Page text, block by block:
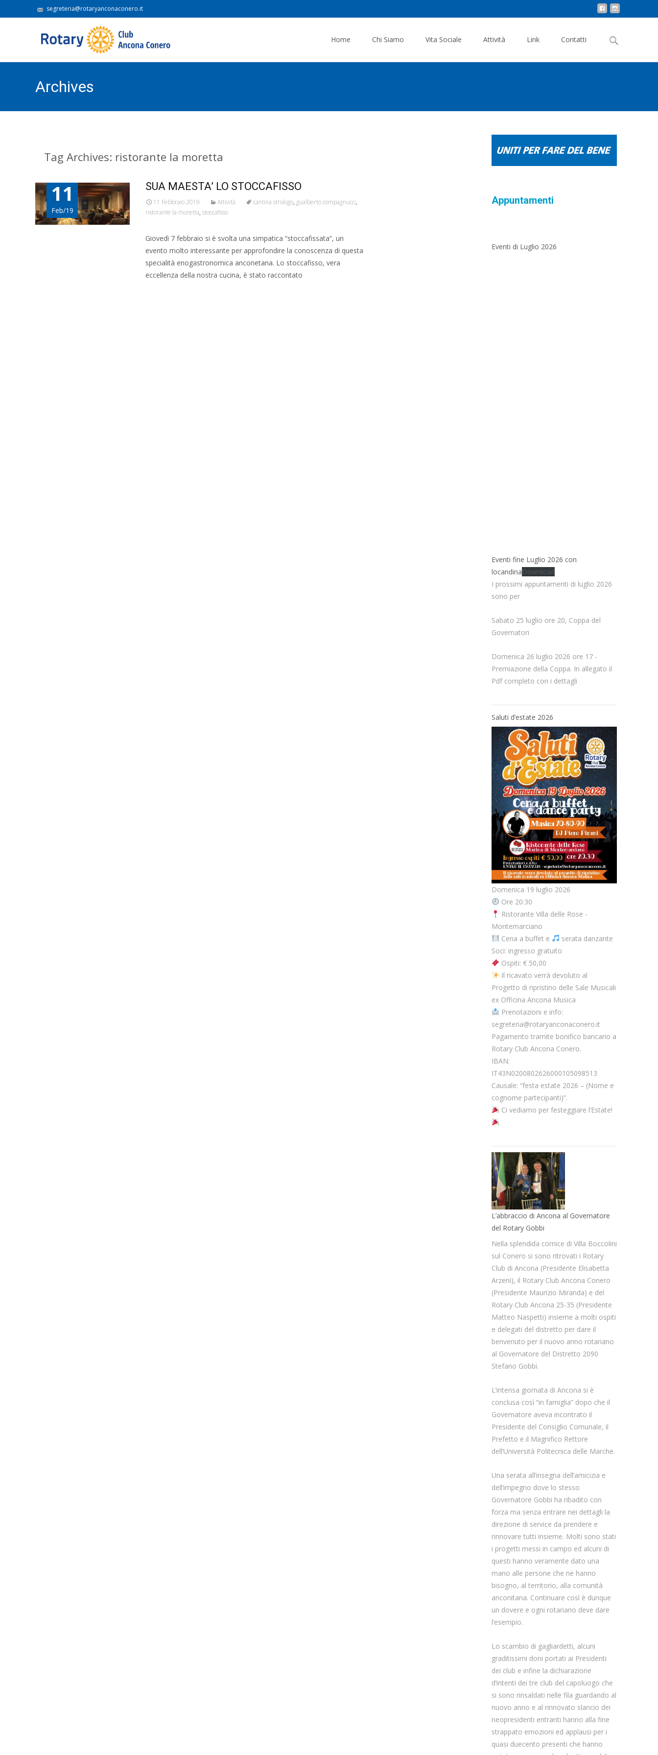
segreteria@rotaryanconaconero.it
Home Chi Siamo Vita Sociale Attività Link Contatti
Search
Archives
Tag Archives: ristorante la moretta
11
Feb/19
SUA MAESTA’ LO STOCCAFISSO
11 Febbraio 2019 Attività cantina strologo, gualberto compagnucci,
ristorante la moretta, stoccafisso
Giovedì 7 febbraio si è svolta una simpatica “stoccafissata”, un
evento molto interessante per approfondire la conoscenza di questa
specialità enogastronomica anconetana. Lo stoccafisso, vera
eccellenza della nostra cucina, è stato raccontato
Appuntamenti
Eventi di Luglio 2026
Eventi fine Luglio 2026 con
locandinaDownload
I prossimi appuntamenti di luglio 2026
sono per
Sabato 25 luglio ore 20, Coppa del
Governatori
Domenica 26 luglio 2026 ore 17 -
Premiazione della Coppa. In allegato il
Pdf completo con i dettagli
Saluti d’estate 2026
Domenica 19 luglio 2026
Ore 20:30
Ristorante Villa delle Rose -
Montemarciano
Cena a buffet e
serata danzante
Soci: ingresso gratuito
Ospiti: € 50,00
Il ricavato verrà devoluto al
Progetto di ripristino delle Sale Musicali
ex Officina Ancona Musica
Prenotazioni e info:
segreteria@rotaryanconaconero.it
Pagamento tramite bonifico bancario a
Rotary Club Ancona Conero.
IBAN:
IT43N0200802626000105098513
Causale: “festa estate 2026 – (Nome e
cognome partecipanti)”.
Ci vediamo per festeggiare l’Estate!
L’abbraccio di Ancona al Governatore
del Rotary Gobbi
Nella splendida cornice di Villa Boccolini
sul Conero si sono ritrovati i Rotary
Club di Ancona (Presidente Elisabetta
Arzeni), il Rotary Club Ancona Conero
(Presidente Maurizio Miranda) e del
Rotary Club Ancona 25-35 (Presidente
Matteo Naspetti) insieme a molti ospiti
e delegati del distretto per dare il
benvenuto per il nuovo anno rotariano
al Governatore del Distretto 2090
Stefano Gobbi.
L’intensa giornata di Ancona si è
conclusa così “in famiglia” dopo che il
Governatore aveva incontrato il
Presidente del Consiglio Comunale, il
Prefetto e il Magnifico Rettore
dell’Università Politecnica delle Marche.
Una serata all’insegna dell’amicizia e
dell’impegno dove lo stesso
Governatore Gobbi ha ribadito con
forza ma senza entrare nei dettagli la
direzione di service da prendere e
rinnovare tutti insieme. Molti sono stati
i progetti messi in campo ed alcuni di
questi hanno veramente dato una
mano alle persone che ne hanno
bisogno, al territorio, alla comunità
anconitana. Continuare così è dunque
un dovere e ogni rotariano deve dare
l’esempio.
Lo scambio di gagliardetti, alcuni
graditissimi doni portati ai Presidenti
dei club e infine la dichiarazione
d’intenti dei tre club del capoluogo che
si sono rinsaldati nelle fila guardando al
nuovo anno e al rinnovato slancio dei
neopresidenti entranti hanno alla fine
strappato emozioni ed applausi per i
quasi duecento presenti che hanno